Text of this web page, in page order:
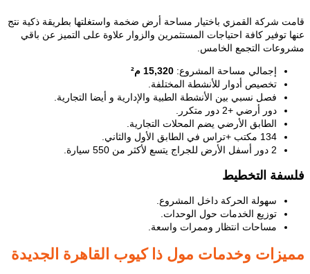
قامت شركة القمزي باختيار مساحة أرض ضخمة واستغلتها بطريقة ذكية نتج
عنها توفير كافة احتياجات المستثمرين والزوار علاوة على التميز عن باقي
مشروعات التجمع الخامس.
إجمالي مساحة المشروع: 15,320 م²
تخصيص أدوار للأنشطة المختلفة.
فصل نسبي بين الأنشطة الطبية والإدارية و أيضا التجارية.
دور أرضي +2 دور متكرر.
الطابق الأرضي يضم المحلات التجارية.
134 مكتب +تراس في الطابق الأول والثاني.
2 دور أسفل الأرض للجراج يتسع لأكثر من 550 سيارة.
فلسفة التخطيط
سهولة الحركة داخل المشروع.
توزيع الخدمات حول الوحدات.
مساحات انتظار وممرات واسعة.
مميزات وخدمات مول ذا كيوب القاهرة الجديدة